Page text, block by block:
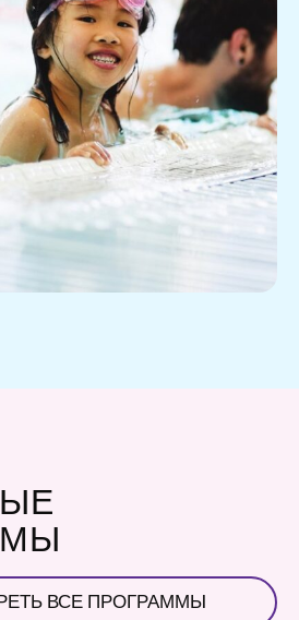
ВСЕ ПРОГРАММЫ